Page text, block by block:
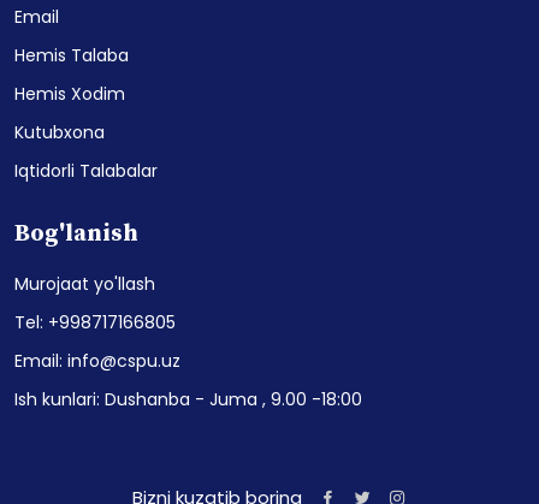
Email
Hemis Talaba
Hemis Xodim
Kutubxona
Iqtidorli Talabalar
Bog'lanish
Murojaat yo'llash
Tel: +998717166805
Email: info@cspu.uz
Ish kunlari: Dushanba - Juma , 9.00 -18:00
Bizni kuzatib boring